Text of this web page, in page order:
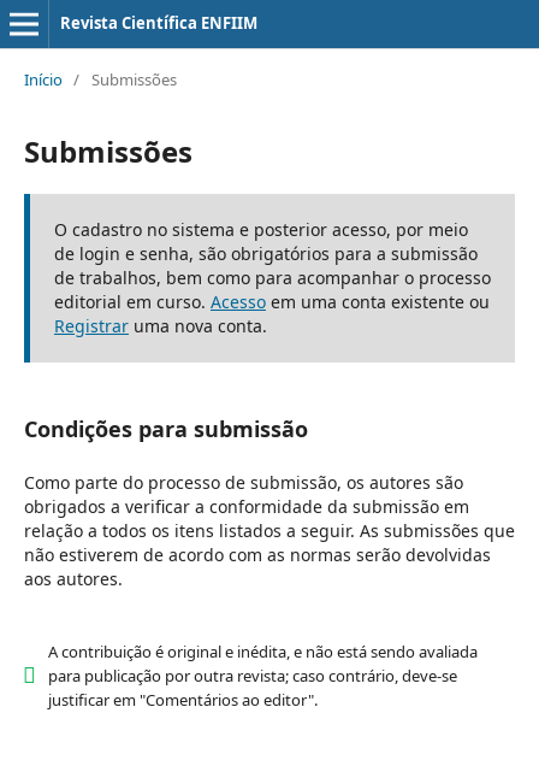
Revista Científica ENFIIM
Início / Submissões
Submissões
O cadastro no sistema e posterior acesso, por meio
de login e senha, são obrigatórios para a submissão
de trabalhos, bem como para acompanhar o processo
editorial em curso. Acessoem uma conta existente ou
Registraruma nova conta.
Condições para submissão
Como parte do processo de submissão, os autores são
obrigados a verificar a conformidade da submissão em
relação a todos os itens listados a seguir. As submissões que
não estiverem de acordo com as normas serão devolvidas
aos autores.
A contribuição é original e inédita, e não está sendo avaliada
para publicação por outra revista; caso contrário, deve-se
justificar em "Comentários ao editor".